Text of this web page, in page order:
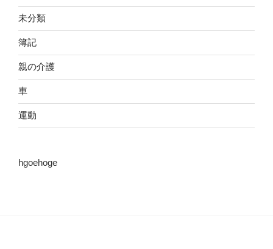
未分類
簿記
親の介護
車
運動
hgoehoge